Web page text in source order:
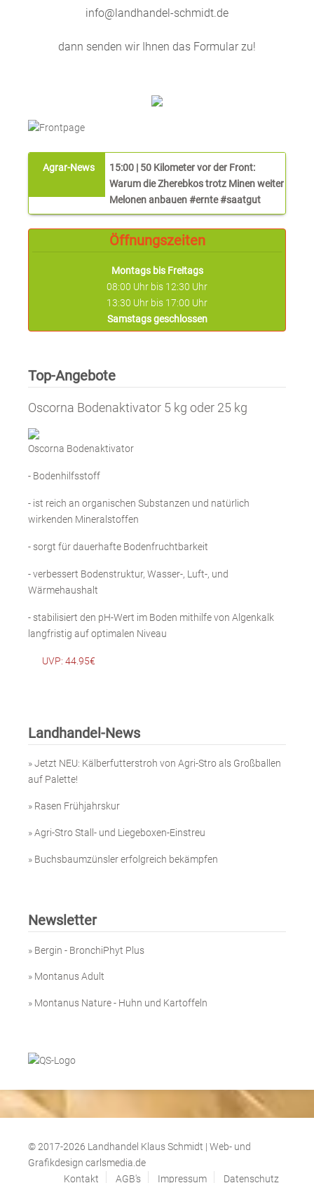
info@landhandel-schmidt.de
dann senden wir Ihnen das Formular zu!
15:00 | 50 Kilometer vor der Front:
Warum die Zherebkos trotz Minen weiter
Melonen anbauen #ernte #saatgut
13:54 | Weizenernte 2026 enttäuscht:
Warum Mühlen jetzt bei Landwirten
13:00 | Verrückte Challenge eines
Landwirt: 24 Stunden leben und arbeiten
auf dem Traktor #amazone
12:51 | Bauernhof-Effekt: Forschende
decken auf, was genau die Kinder vor
Asthma schützt #allergie #bauernhof
Entwaldung: Adresse reicht für
#herkunftsnachweis
Öffnungszeiten
Montags bis Freitags
08:00 Uhr bis 12:30 Uhr
13:30 Uhr bis 17:00 Uhr
Samstags geschlossen
Top-Angebote
Oscorna Bodenaktivator 5 kg oder 25 kg
Oscorna Bodenaktivator
- Bodenhilfsstoff
- ist reich an organischen Substanzen und natürlich
wirkenden Mineralstoffen
- sorgt für dauerhafte Bodenfruchtbarkeit
- verbessert Bodenstruktur, Wasser-, Luft-, und
Wärmehaushalt
- stabilisiert den pH-Wert im Boden mithilfe von Algenkalk
langfristig auf optimalen Niveau
UVP: 44.95€
Landhandel-News
»Jetzt NEU: Kälberfutterstroh von Agri-Stro als Großballen
auf Palette!
» Rasen Frühjahrskur
»Agri-Stro Stall- und Liegeboxen-Einstreu
» Buchsbaumzünsler erfolgreich bekämpfen
Newsletter
» Bergin - BronchiPhyt Plus
» Montanus Adult
» Montanus Nature - Huhn und Kartoffeln
© 2017-2026 Landhandel Klaus Schmidt | Web- und
Grafikdesign carlsmedia.de
Kontakt
AGB's Impressum Datenschutz